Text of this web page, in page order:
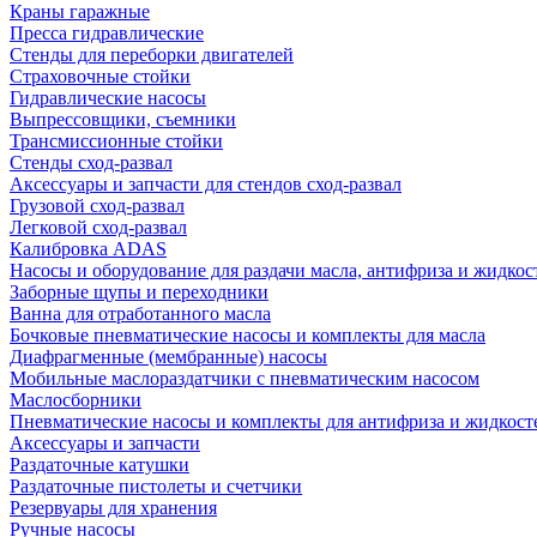
Краны гаражные
Пресса гидравлические
Стенды для переборки двигателей
Страховочные стойки
Гидравлические насосы
Выпрессовщики, съемники
Трансмиссионные стойки
Стенды сход-развал
Аксессуары и запчасти для стендов сход-развал
Грузовой сход-развал
Легковой сход-развал
Калибровка ADAS
Насосы и оборудование для раздачи масла, антифриза и
Заборные щупы и переходники
Ванна для отработанного масла
Бочковые пневматические насосы и комплекты для масла
Диафрагменные (мембранные) насосы
Мобильные маслораздатчики с пневматическим насосом
Маслосборники
Пневматические насосы и комплекты для антифриза и
Аксессуары и запчасти
Раздаточные катушки
Раздаточные пистолеты и счетчики
Резервуары для хранения
Ручные насосы